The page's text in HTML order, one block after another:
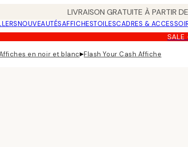
LIVRAISON GRATUITE À PARTIR
NOUVEAUTÉSAFFICHESTOILESCADRES &
SALE
en noir et blanc▸Flash Your Cash Affiche